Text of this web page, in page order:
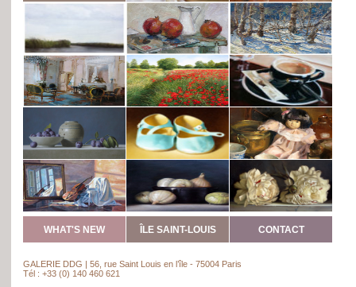
WHAT'S NEW ÎLE SAINT-LOUIS CONTACT
GALERIE DDG | 56, rue Saint Louis en l’île - 75004 Paris
Tél : +33 (0) 140 460 621